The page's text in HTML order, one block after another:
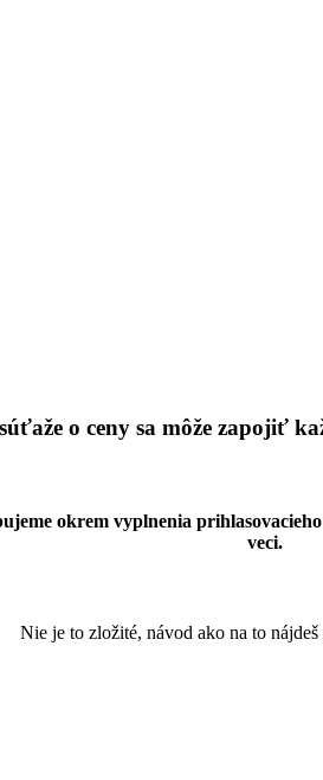
o ceny sa môže zapojiť
okrem vyplnenia
veci.
Nie je to zložité, návod ako na to nájdeš